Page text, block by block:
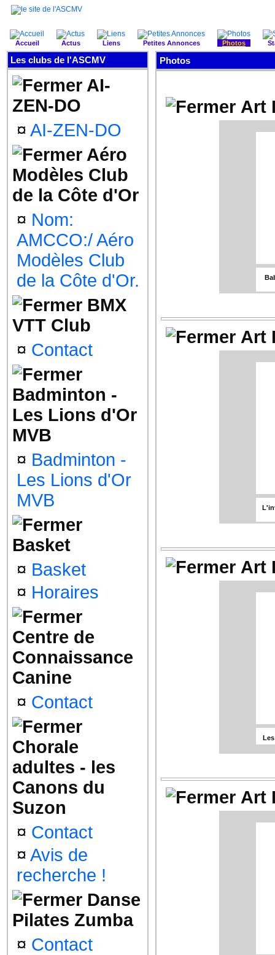
Accueil Actus Liens Petites Annonces Photos
Les clubs de l'ASCMV
AI-
ZEN-DO
¤ AI-ZEN-DO
Aéro
Modèles Club
de la Côte d'Or
¤ Nom:
AMCCO:/ Aéro
Modèles Club
de la Côte d'Or.
BMX
VTT Club
¤ Contact
Badminton -
Les Lions d'Or
MVB
¤ Badminton -
Les Lions d'Or
MVB
Basket
¤ Basket
¤ Horaires
Centre de
Connaissance
Canine
¤ Contact
Chorale
adultes - les
Canons du
Suzon
¤ Contact
¤ Avis de
recherche !
Danse
Pilates Zumba
¤ Contact
Photos
Art
Art
Art
Art